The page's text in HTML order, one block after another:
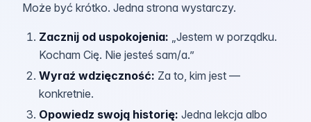
Może być krótko. Jedna strona wystarczy.
Zacznij od uspokojenia: „Jestem w porządku.
Kocham Cię. Nie jesteś sam/a.”
Wyraź wdzięczność: Za to, kim jest —
konkretnie.
Opowiedz swoją historię: Jedna lekcja albo